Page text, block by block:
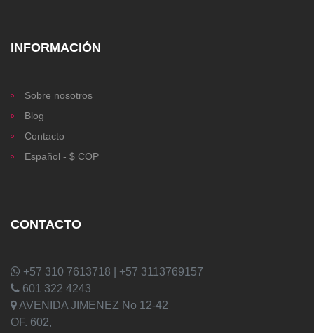
INFORMACIÓN
Sobre nosotros
Blog
Contacto
Español - $ COP
CONTACTO
+57 310 7613718 | +57 3113769157
601 322 4243
AVENIDA JIMENEZ No 12-42
OF. 602,